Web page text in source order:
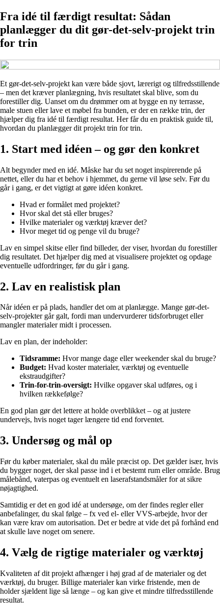
Fra idé til færdigt resultat: Sådan
planlægger du dit gør-det-selv-projekt trin
for trin
Et gør-det-selv-projekt kan være både sjovt, lærerigt og tilfredsstillende
– men det kræver planlægning, hvis resultatet skal blive, som du
forestiller dig. Uanset om du drømmer om at bygge en ny terrasse,
male stuen eller lave et møbel fra bunden, er der en række trin, der
hjælper dig fra idé til færdigt resultat. Her får du en praktisk guide til,
hvordan du planlægger dit projekt trin for trin.
1. Start med idéen – og gør den konkret
Alt begynder med en idé. Måske har du set noget inspirerende på
nettet, eller du har et behov i hjemmet, du gerne vil løse selv. Før du
går i gang, er det vigtigt at gøre idéen konkret.
Hvad er formålet med projektet?
Hvor skal det stå eller bruges?
Hvilke materialer og værktøj kræver det?
Hvor meget tid og penge vil du bruge?
Lav en simpel skitse eller find billeder, der viser, hvordan du forestiller
dig resultatet. Det hjælper dig med at visualisere projektet og opdage
eventuelle udfordringer, før du går i gang.
2. Lav en realistisk plan
Når idéen er på plads, handler det om at planlægge. Mange gør-det-
selv-projekter går galt, fordi man undervurderer tidsforbruget eller
mangler materialer midt i processen.
Lav en plan, der indeholder:
Tidsramme: Hvor mange dage eller weekender skal du bruge?
Budget: Hvad koster materialer, værktøj og eventuelle
ekstraudgifter?
Trin-for-trin-oversigt: Hvilke opgaver skal udføres, og i
hvilken rækkefølge?
En god plan gør det lettere at holde overblikket – og at justere
undervejs, hvis noget tager længere tid end forventet.
3. Undersøg og mål op
Før du køber materialer, skal du måle præcist op. Det gælder især, hvis
du bygger noget, der skal passe ind i et bestemt rum eller område. Brug
målebånd, vaterpas og eventuelt en laserafstandsmåler for at sikre
nøjagtighed.
Samtidig er det en god idé at undersøge, om der findes regler eller
anbefalinger, du skal følge – fx ved el- eller VVS-arbejde, hvor der
kan være krav om autorisation. Det er bedre at vide det på forhånd end
at skulle lave noget om senere.
4. Vælg de rigtige materialer og værktøj
Kvaliteten af dit projekt afhænger i høj grad af de materialer og det
værktøj, du bruger. Billige materialer kan virke fristende, men de
holder sjældent lige så længe – og kan give et mindre tilfredsstillende
resultat.